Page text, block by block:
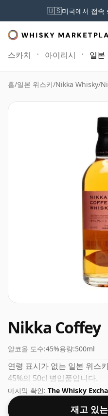
🇺🇸미국에서 접속
스카치 아이리시 일본
홈/일본 위스키/Nikka Whisky/
Nikka Coffey
알코올 도수:45%용량:500ml
연령 표시가 없는 일본 위스
45%의 50cl 병입품입니다.
마지막 확인: The Whisky
재고 있